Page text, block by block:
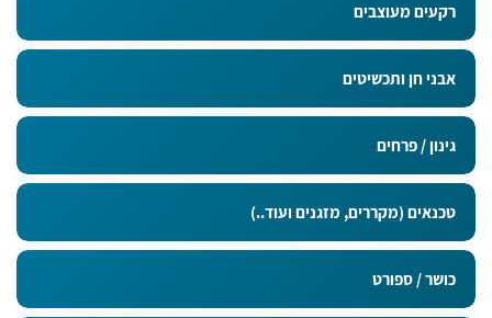
רקעים מעוצבים
אבני חן ותכשיטים
גינון / פרחים
טכנאים (מקררים, מזגנים ועוד..)
כושר / ספורט